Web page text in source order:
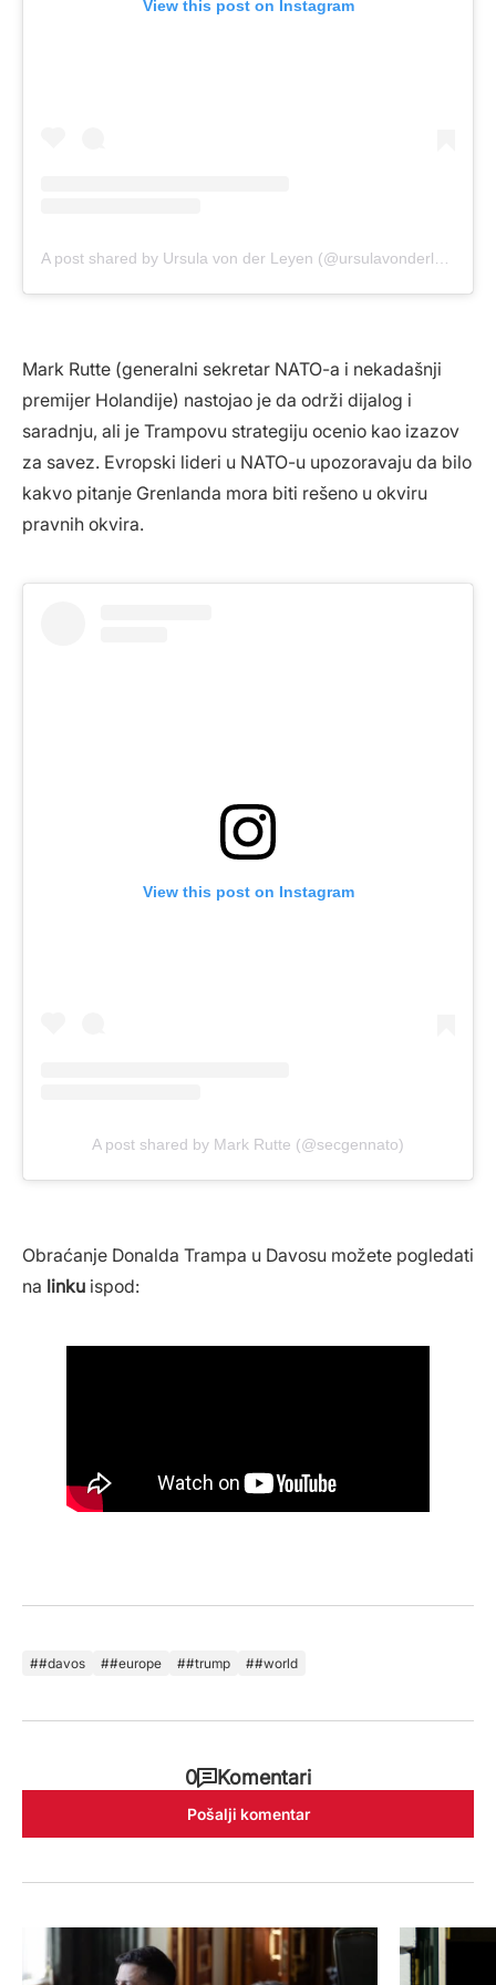
View this post on Instagram
A post shared by Ursula von der Leyen (@ursulavonderleyen)
Mark Rutte (generalni sekretar NATO-a i nekadašnji
premijer Holandije) nastojao je da održi dijalog i
saradnju, ali je Trampovu strategiju ocenio kao izazov
za savez. Evropski lideri u NATO-u upozoravaju da bilo
kakvo pitanje Grenlanda mora biti rešeno u okviru
pravnih okvira.
View this post on Instagram
A post shared by Mark Rutte (@secgennato)
Obraćanje Donalda Trampa u Davosu možete pogledati
na linku ispod:
#davos #europe #trump #world
0 Komentari
Pošalji komentar